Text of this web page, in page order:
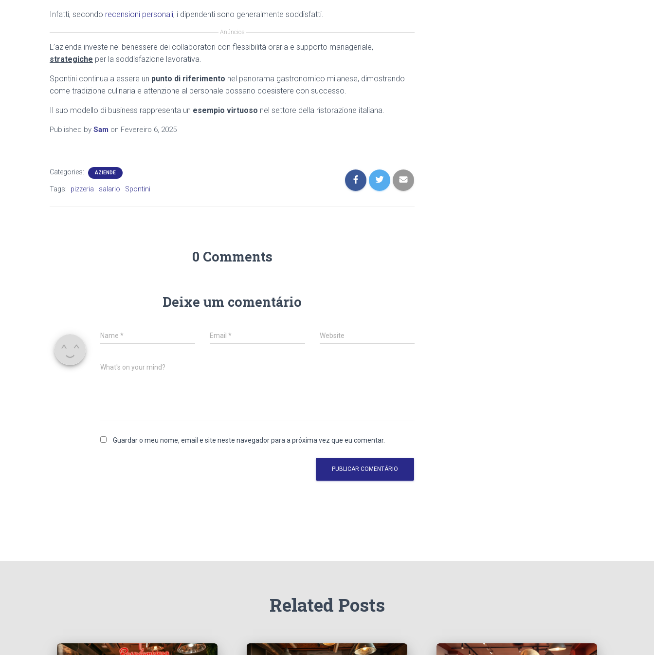
Infatti, secondo recensioni personali, i dipendenti sono generalmente soddisfatti.
Anúncios
L’azienda investe nel benessere dei collaboratori con flessibilità oraria e supporto manageriale,
strategiche per la soddisfazione lavorativa.
Spontini continua a essere un punto di riferimento nel panorama gastronomico milanese, dimostrando
come tradizione culinaria e attenzione al personale possano coesistere con successo.
Il suo modello di business rappresenta un esempio virtuoso nel settore della ristorazione italiana.
Published by Sam on Fevereiro 6, 2025
Categories: AZIENDE
Tags: pizzeria salario Spontini
0 Comments
Deixe um comentário
Name * Email* Website
What's on your mind?
Guardar o meu nome, email e site neste navegador para a próxima vez que eu comentar.
Related Posts